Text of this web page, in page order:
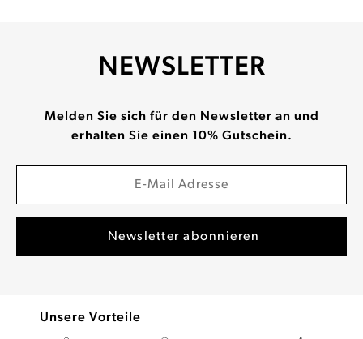
NEWSLETTER
Melden Sie sich für den Newsletter an und
erhalten Sie einen 10% Gutschein.
Unsere Vorteile